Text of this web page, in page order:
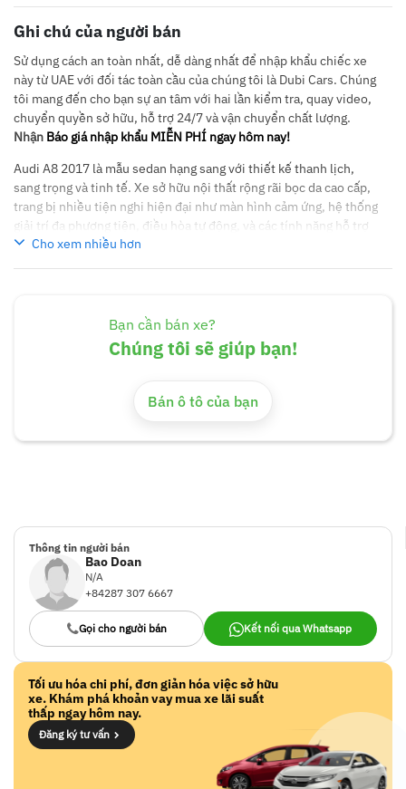
Ghi chú của người bán
Sử dụng cách an toàn nhất, dễ dàng nhất để nhập khẩu chiếc xe
này từ UAE với đối tác toàn cầu của chúng tôi là Dubi Cars. Chúng
tôi mang đến cho bạn sự an tâm với hai lần kiểm tra, quay video,
chuyển quyền sở hữu, hỗ trợ 24/7 và vận chuyển chất lượng.
Nhận Báo giá nhập khẩu MIỄN PHÍ ngay hôm nay!
Audi A8 2017 là mẫu sedan hạng sang với thiết kế thanh lịch,
sang trọng và tinh tế. Xe sở hữu nội thất rộng rãi bọc da cao cấp,
trang bị nhiều tiện nghi hiện đại như màn hình cảm ứng, hệ thống
giải trí đa phương tiện, điều hòa tự động, và các tính năng hỗ trợ
lái tiên tiến. Động cơ mạnh mẽ, vận hành êm ái, mang lại trải
Cho xem nhiều hơn
Bạn cần bán xe?
Chúng tôi sẽ giúp bạn!
Bán ô tô của bạn
Thông tin người bán
Bao Doan
N/A
+84287 307 6667
Gọi cho người bán Kết nối qua Whatsapp
Tối ưu hóa chi phí, đơn giản hóa việc sở hữu
xe. Khám phá khoản vay mua xe lãi suất
thấp ngay hôm nay.
Đăng ký tư vấn